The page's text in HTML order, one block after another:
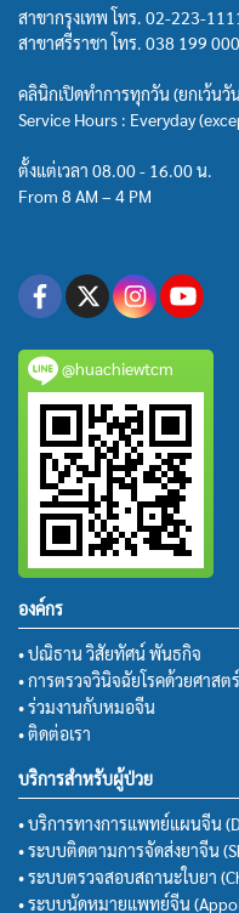
สาขากรุงเทพ โทร. 02-223-
สาขาศรีราชา โทร. 038 199 000
คลินิกเปิดทำการทุกวัน (ยกเว้น
Service Hours : Everyday
ตั้งแต่เวลา 08.00 - 16.00 น.
From 8 AM – 4 PM
@huachiewtcm
องค์กร
• ปณิธาน วิสัยทัศน์ พันธกิจ
• การตรวจวินิจฉัยโรคด้วยศาส
• ร่วมงานกับหมอจีน
• ติดต่อเรา
บริการสำหรับผู้ป่วย
• บริการทางการแพทย์แผนจีน
• ระบบติดตามการจัดส่งยาจีน
• ระบบตรวจสอบสถานะใบยา
• ระบบนัดหมายแพทย์จีน